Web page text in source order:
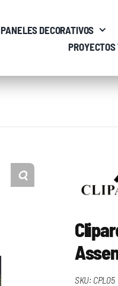
PANELES DECORATIVOS
SKU: CPL05